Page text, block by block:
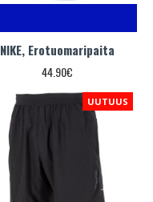
NIKE, Erotuomaripaita
44.90€
UUTUUS